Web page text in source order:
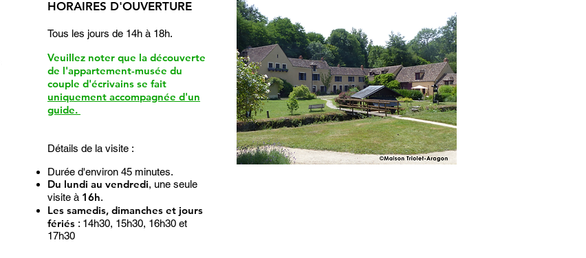
HORAIRES D'OUVERTURE
Tous les jours de 14h à 18h.
Veuillez noter que la découverte
de l'appartement-musée du
couple d'écrivains se fait
uniquement accompagnée d'un
guide.
Détails de la visite :
Durée d'environ 45 minutes.
Du lundi au vendredi, une seule
visite à 16h.
Les samedis, dimanches et jours
fériés : 14h30, 15h30, 16h30 et
17h30